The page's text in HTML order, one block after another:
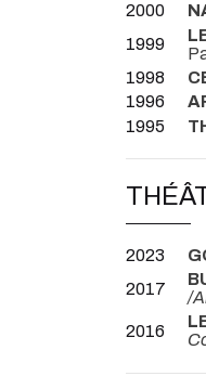
2000
1999
1998
1996
1995
2023
2017
/
2016